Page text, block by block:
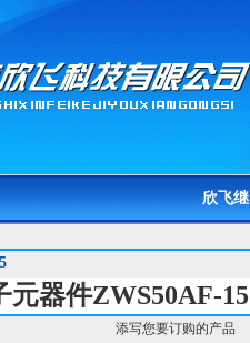
欣飞
元器件ZWS50AF-15
添写您要订购的产品